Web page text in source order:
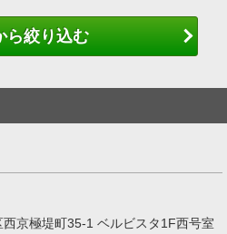
ら絞り込む
京極堤町35-1 ベルビスタ1F西号室